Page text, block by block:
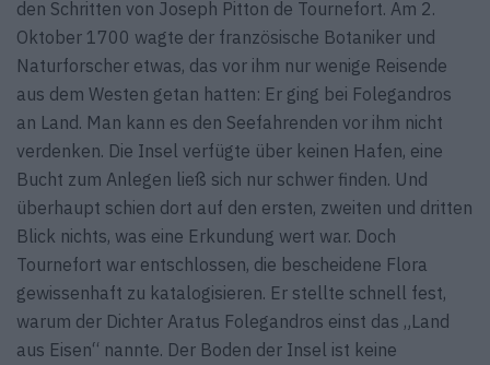
den Schritten von Joseph Pitton de Tournefort. Am 2.
Oktober 1700 wagte der französische Botaniker und
Naturforscher etwas, das vor ihm nur wenige Reisende
aus dem Westen getan hatten: Er ging bei Folegandros
an Land. Man kann es den Seefahrenden vor ihm nicht
verdenken. Die Insel verfügte über keinen Hafen, eine
Bucht zum Anlegen ließ sich nur schwer finden. Und
überhaupt schien dort auf den ersten, zweiten und dritten
Blick nichts, was eine Erkundung wert war. Doch
Tournefort war entschlossen, die bescheidene Flora
gewissenhaft zu katalogisieren. Er stellte schnell fest,
warum der Dichter Aratus Folegandros einst das „Land
aus Eisen“ nannte. Der Boden der Insel ist keine